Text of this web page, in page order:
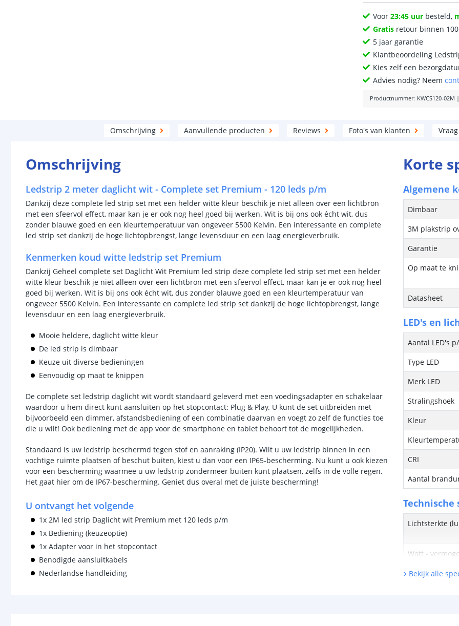
Voor23:45 uur besteld,
Gratis retour binnen
5 jaar garantie
Klantbeoordeling
Kies zelf een
Advies nodig? Neem
Productnummer: KWCS120-02M |
Omschrijving Aanvullende producten Reviews Foto's van klanten
Omschrijving
Ledstrip 2 meter daglicht wit - Complete set Premium - 120 leds p/m
Dankzij deze complete led strip set met een helder witte kleur beschik je niet alleen over een lichtbron
met een sfeervol effect, maar kan je er ook nog heel goed bij werken. Wit is bij ons ook écht wit, dus
zonder blauwe goed en een kleurtemperatuur van ongeveer 5500 Kelvin. Een interessante en complete
led strip set dankzij de hoge lichtopbrengst, lange levensduur en een laag energieverbruik.
Kenmerken koud witte ledstrip set Premium
Dankzij Geheel complete set Daglicht Wit Premium led strip deze complete led strip set met een helder
witte kleur beschik je niet alleen over een lichtbron met een sfeervol effect, maar kan je er ook nog heel
goed bij werken. Wit is bij ons ook écht wit, dus zonder blauwe goed en een kleurtemperatuur van
ongeveer 5500 Kelvin. Een interessante en complete led strip set dankzij de hoge lichtopbrengst, lange
levensduur en een laag energieverbruik.
Mooie heldere, daglicht witte kleur
De led strip is dimbaar
Keuze uit diverse bedieningen
Eenvoudig op maat te knippen
De complete set ledstrip daglicht wit wordt standaard geleverd met een voedingsadapter en schakelaar
waardoor u hem direct kunt aansluiten op het stopcontact: Plug & Play. U kunt de set uitbreiden met
bijvoorbeeld een dimmer, afstandsbediening of een combinatie daarvan en voegt zo zelf de functies toe
die u wilt! Ook bediening met de app voor de smartphone en tablet behoort tot de mogelijkheden.
Standaard is uw ledstrip beschermd tegen stof en aanraking (IP20). Wilt u uw ledstrip binnen in een
vochtige ruimte plaatsen of beschut buiten, kiest u dan voor een IP65-bescherming. Nu kunt u ook kiezen
voor een bescherming waarmee u uw ledstrip zondermeer buiten kunt plaatsen, zelfs in de volle regen.
Het gaat hier om de IP67-bescherming. Geniet dus overal met de juiste bescherming!
U ontvangt het volgende
1x 2M led strip Daglicht wit Premium met 120 leds p/m
1x Bediening (keuzeoptie)
1x Adapter voor in het stopcontact
Benodigde aansluitkabels
Nederlandse handleiding
Korte
Algemene
Dimbaar
3M plakstrip
Garantie
Op maat te
Datasheet
LED's en
Aantal LED's
Type LED
Merk LED
Stralingshoek
Kleur
CRI
Aantal
Technische
Lichtsterkte
Watt -
Bekijk alle